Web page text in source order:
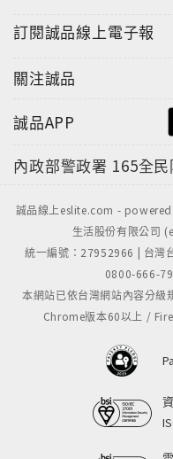
訂閱誠品線上電子報
關注誠品
誠品APP
內政部警政署 165全
誠品線上eslite.com -
生活股份有限公司
統一編號：27952966 | 台灣
0800-666-
本網站已依台灣網站內容分
Chrome版本60以上 /